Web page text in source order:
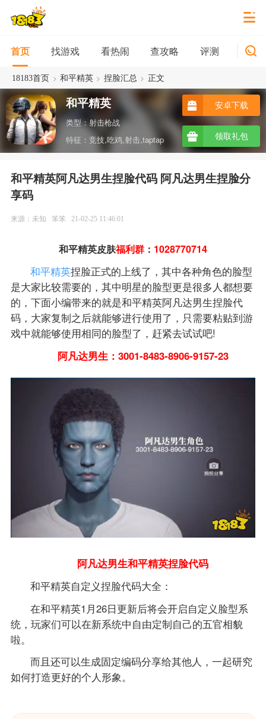
首页 找游戏 看热闹 查攻略 评测 新游
18183首页 > 和平精英 > 捏脸汇总 > 正文
和平精英
类型：射击枪战
特征：竞技,吃鸡,射击,taptap
安卓下载
领取礼包
和平精英阿凡达男生捏脸代码 阿凡达男生捏脸分
享码
来源：未知 笨笨 21-02-25 11:46:01
和平精英皮肤福利群： 1028770714
和平精英捏脸正式的上线了，其中各种角色的脸型
是大家比较需要的，其中明星的脸型更是很多人都想要
的，下面小编带来的就是和平精英阿凡达男生捏脸代
码，大家复制之后就能够进行使用了，只需要粘贴到游
戏中就能够使用相同的脸型了，赶紧去试试吧!
阿凡达男生：3001-8483-8906-9157-23
阿凡达男生和平精英捏脸代码
和平精英自定义捏脸代码大全：
在和平精英1月26日更新后将会开启自定义脸型系
统，玩家们可以在新系统中自由定制自己的五官相貌
啦。
而且还可以生成固定编码分享给其他人，一起研究
如何打造更好的个人形象。